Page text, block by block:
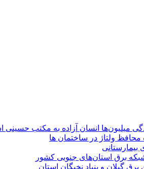
میلیون‌ها انسان آزاده به مکتب
ولتاژ در ساختمان ها
برق استان‌های جنوبی كشور
گیلان و بنیاد نخبگان استان